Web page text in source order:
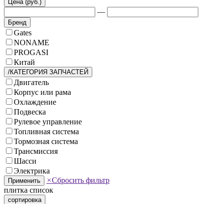
Цена (руб.)
—
Бренд
Gates
NONAME
PROGASI
Китай
/КАТЕГОРИЯ ЗАПЧАСТЕЙ
Двигатель
Корпус или рама
Охлаждение
Подвеска
Рулевое управление
Топливная система
Тормозная система
Трансмиссия
Шасси
Электрика
Применить ×Сбросить фильтр
плитка список
сортировка